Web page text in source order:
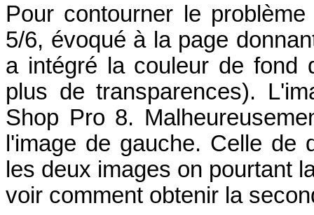
Pour contourner le
5/6, évoqué à la page
a intégré la couleur de fond
plus de transparences).
Shop Pro 8.
l'image de gauche. Celle
les deux images on pourtant
voir comment obtenir la